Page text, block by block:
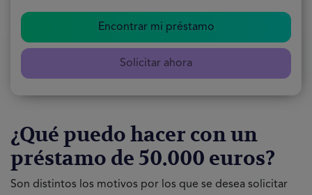
Encontrar mi préstamo
Solicitar ahora
¿Qué puedo hacer con un
préstamo de 50.000 euros?
Son distintos los motivos por los que se desea solicitar